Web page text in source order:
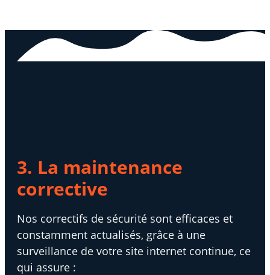
3. La maintenance
corrective
Nos correctifs de sécurité sont efficaces et
constamment actualisés, grâce à une
surveillance de votre site internet continue, ce
qui assure :